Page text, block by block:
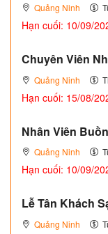
Quảng Ninh
Hạn cuối: 10/09/
Chuyên Viên
Quảng Ninh
Hạn cuối: 15/08/
Nhân Viên
Quảng Ninh
Hạn cuối: 10/09/
Lễ Tân Khách
Quảng Ninh